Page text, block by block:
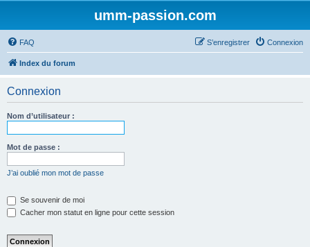
umm-passion.com
FAQ Connexion
S’enregistrer
Index du forum
Connexion
Nom d’utilisateur :
Mot de passe :
J’ai oublié mon mot de passe
Se souvenir de moi
Cacher mon statut en ligne pour cette session